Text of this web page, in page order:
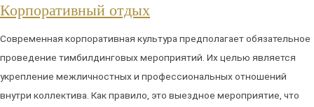
Корпоративный отдых
Современная корпоративная культура предполагает обязательное
проведение тимбилдинговых мероприятий. Их целью является
укрепление межличностных и профессиональных отношений
внутри коллектива. Как правило, это выездное мероприятие, что